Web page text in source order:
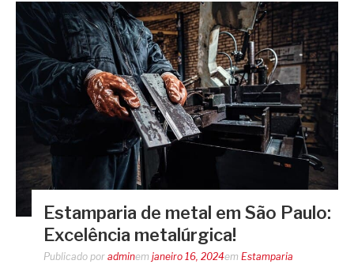
Estamparia de metal em São Paulo:
Excelência metalúrgica!
Publicado por adminem janeiro 16, 2024em Estamparia